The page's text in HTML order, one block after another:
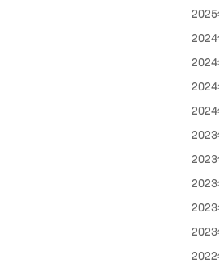
2025
2024
2024
2024
2024
2023
2023
2023
2023
2023
2022